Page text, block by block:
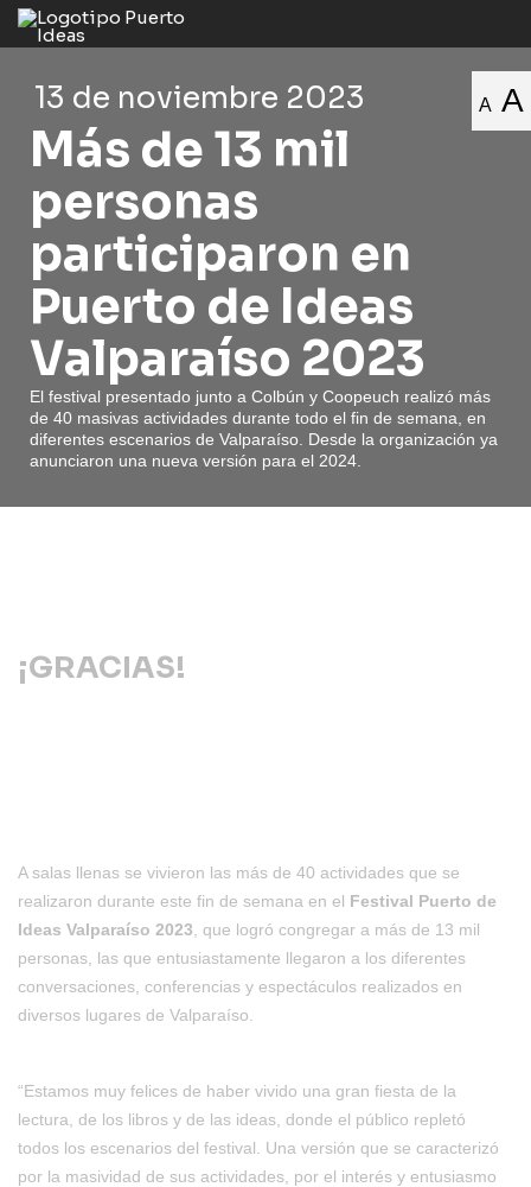
A A
13 de noviembre 2023
Más de 13 mil
personas
participaron en
Puerto de Ideas
Valparaíso 2023
El festival presentado junto a Colbún y Coopeuch realizó más
de 40 masivas actividades durante todo el fin de semana, en
diferentes escenarios de Valparaíso. Desde la organización ya
anunciaron una nueva versión para el 2024.
¡GRACIAS!
A salas llenas se vivieron las más de 40 actividades que se
realizaron durante este fin de semana en el Festival Puerto de
Ideas Valparaíso 2023 , que logró congregar a más de 13 mil
personas, las que entusiastamente llegaron a los diferentes
conversaciones, conferencias y espectáculos realizados en
diversos lugares de Valparaíso.
“Estamos muy felices de haber vivido una gran fiesta de la
lectura, de los libros y de las ideas, donde el público repletó
todos los escenarios del festival. Una versión que se caracterizó
por la masividad de sus actividades, por el interés y entusiasmo